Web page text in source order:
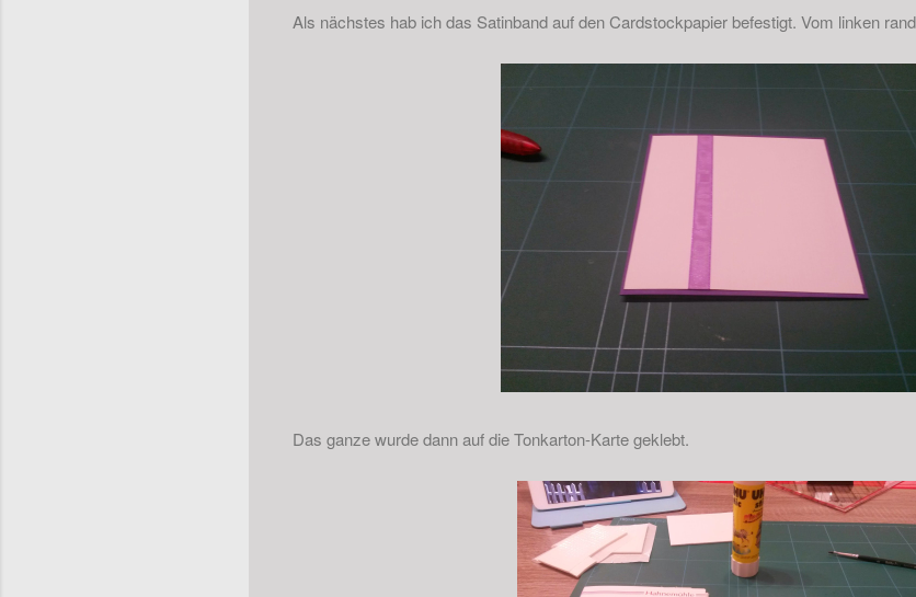
Als nächstes hab ich das Satinband auf den Cardstockpapier befestigt. Vom linken
Das ganze wurde dann auf die Tonkarton-Karte geklebt.